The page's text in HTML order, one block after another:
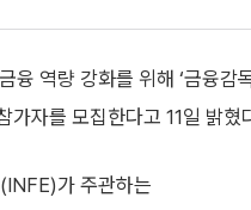
융 역량 강화를 위해 ‘금융감
가자를 모집한다고 11일 밝혔
가 주관하는